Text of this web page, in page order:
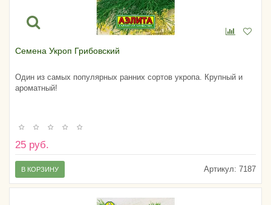
Семена Укроп Грибовский
Один из самых популярных ранних сортов укропа. Крупный и
ароматный!
25 руб.
Артикул: 7187
В КОРЗИНУ